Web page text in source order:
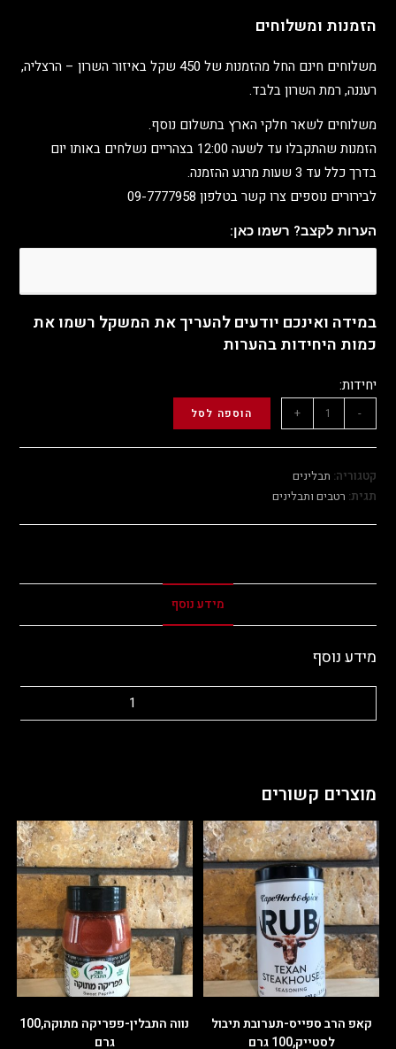
הזמנות ומשלוחים
משלוחים חינם החל מהזמנות של 450 שקל באיזור השרון – הרצליה,
רעננה, רמת השרון בלבד.
משלוחים לשאר חלקי הארץ בתשלום נוסף.
הזמנות שהתקבלו עד לשעה 12:00 בצהריים נשלחים באותו יום
בדרך כלל עד 3 שעות מרגע ההזמנה.
לבירורים נוספים צרו קשר בטלפון 09-7777958
הערות לקצב? רשמו כאן:
במידה ואינכם יודעים להעריך את המשקל רשמו את
כמות היחידות בהערות
יחידות:
-
+ הוספה לסל
קטגוריה: תבלינים
תגית: רטבים ותבלינים
מידע נוסף
מידע נוסף
1
מוצרים קשורים
קאפ הרב ספייס-תערובת תיבול
לסטייק,100 גרם
נווה התבלין-פפריקה מתוקה,100
גרם